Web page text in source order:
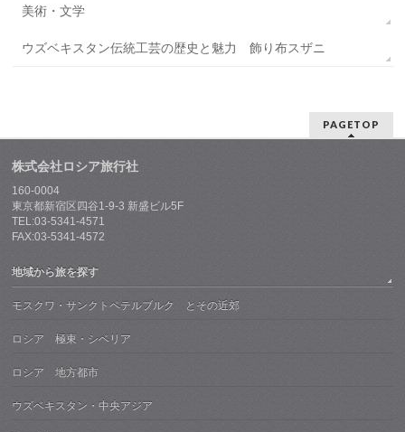
美術・文学
ウズベキスタン伝統工芸の歴史と魅力 飾り布スザニ
PAGETOP
株式会社ロシア旅行社
160-0004
東京都新宿区四谷1-9-3 新盛ビル5F
TEL:03-5341-4571
FAX:03-5341-4572
地域から旅を探す
モスクワ・サンクトペテルブルク とその近郊
ロシア 極東・シベリア
ロシア 地方都市
ウズベキスタン・中央アジア